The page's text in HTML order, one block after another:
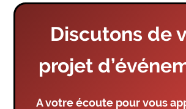
Discutons de
projet
A votre écoute pour vous